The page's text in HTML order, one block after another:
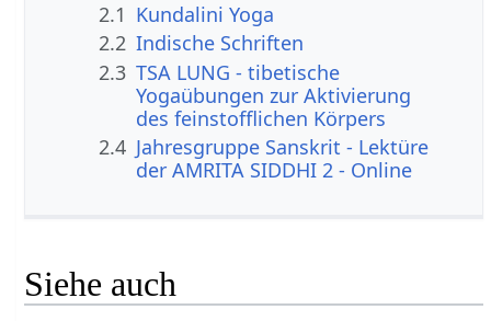
2.1 Kundalini Yoga
2.2 Indische Schriften
2.3 TSA LUNG - tibetische
Yogaübungen zur Aktivierung
des feinstofflichen Körpers
2.4 Jahresgruppe Sanskrit - Lektüre
der AMRITA SIDDHI 2 - Online
Siehe auch